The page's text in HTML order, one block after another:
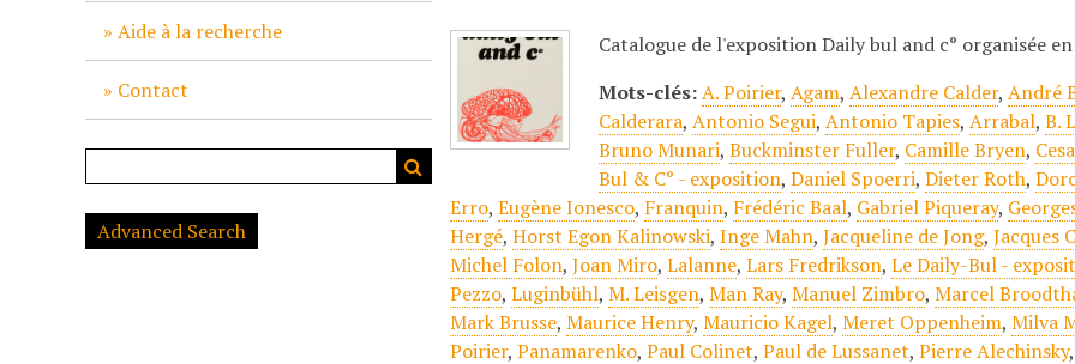
Aide à la recherche
Contact
Advanced Search
Catalogue de l'exposition Daily bul and c° organisée
Mots-clés:A. Poirier,Agam,Alexandre Calder,André
Calderara,Antonio Segui,Antonio Tapies,Arrabal,B.
Bruno Munari,Buckminster Fuller, Camille Bryen,
Bul & C° - exposition,Daniel Spoerri,Dieter Roth,
Erro,Eugène Ionesco, Franquin, Frédéric Baal, Gabriel Piqueray,
Hergé,Horst Egon Kalinowski,Inge Mahn,Jacqueline de Jong,Jacques
Michel Folon,Joan Miro,Lalanne,Lars Fredrikson,Le Daily-Bul -
Pezzo,Luginbühl,M. Leisgen,Man Ray,Manuel Zimbro,Marcel
Mark Brusse,Maurice Henry,Mauricio Kagel,Meret Oppenheim,Milva
Poirier,Panamarenko,Paul Colinet,Paul de Lussanet,Pierre Alechinsky